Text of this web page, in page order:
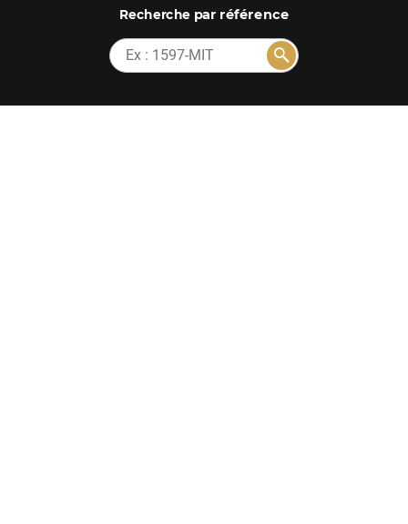
Recherchepar référence